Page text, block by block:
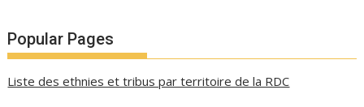
Popular Pages
Liste des ethnies et tribus par territoire de la RDC